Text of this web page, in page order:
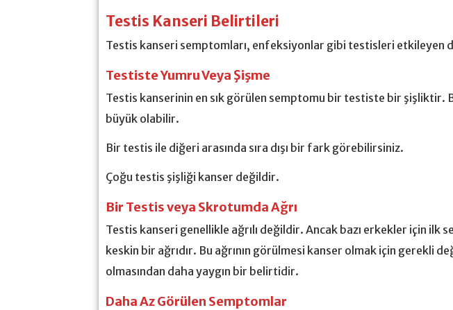
Testis Kanseri Belirtileri
Testis kanseri semptomları, enfeksiyonlar gibi testisleri etkileyen
Testiste Yumru Veya Şişme
Testis kanserinin en sık görülen semptomu bir testiste bir şişliktir.
büyük olabilir.
Bir testis ile diğeri arasında sıra dışı bir fark görebilirsiniz.
Çoğu testis şişliği kanser değildir.
Bir Testis veya Skrotumda Ağrı
Testis kanseri genellikle ağrılı değildir. Ancak bazı erkekler için ilk
keskin bir ağrıdır. Bu ağrının görülmesi kanser olmak için gerekli
olmasından daha yaygın bir belirtidir.
Daha Az Görülen Semptomlar